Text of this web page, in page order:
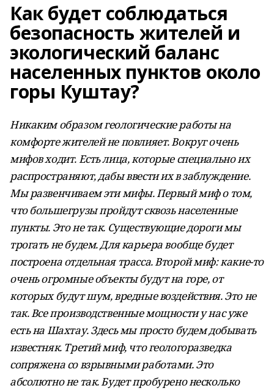
Как будет соблюдаться
безопасность жителей и
экологический баланс
населенных пунктов около
горы Куштау?
Никаким образом геологические работы на
комфорте жителей не повлияет. Вокруг очень
мифов ходит. Есть лица, которые специально их
распространяют, дабы ввести их в заблуждение.
Мы развенчиваем эти мифы. Первый миф о том,
что большегрузы пройдут сквозь населенные
пункты. Это не так. Существующие дороги мы
трогать не будем. Для карьера вообще будет
построена отдельная трасса. Второй миф: какие-то
очень огромные объекты будут на горе, от
которых будут шум, вредные воздействия. Это не
так. Все производственные мощности у нас уже
есть на Шахтау. Здесь мы просто будем добывать
известняк. Третий миф, что геологоразведка
сопряжена со взрывными работами. Это
абсолютно не так. Будет пробурено несколько